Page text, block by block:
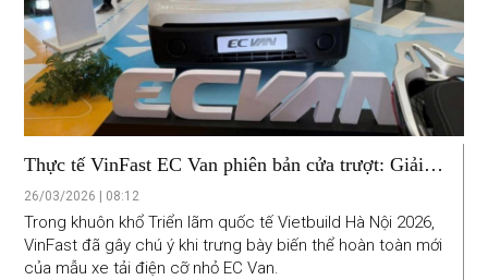
Thực tế VinFast EC Van phiên bản cửa trượt: Giải
pháp vận tải đô thị tối ưu cho chủ xe
26/03/2026 | 08:12
Trong khuôn khổ Triển lãm quốc tế Vietbuild Hà Nội 2026,
VinFast đã gây chú ý khi trưng bày biến thể hoàn toàn mới
của mẫu xe tải điện cỡ nhỏ EC Van.